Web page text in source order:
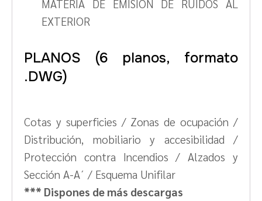
MATERIA DE EMISIÓN DE RUIDOS AL
EXTERIOR
PLANOS (6 planos, formato
.DWG)
Cotas y superficies / Zonas de ocupación /
Distribución, mobiliario y accesibilidad /
Protección contra Incendios / Alzados y
Sección A-A´ / Esquema Unifilar
*** Dispones de más descargas